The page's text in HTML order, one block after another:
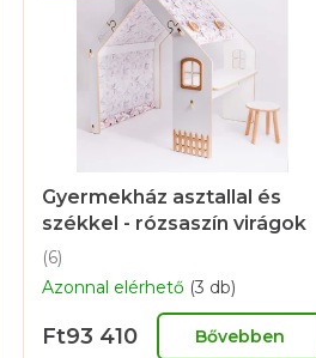
Gyermekház asztallal és
székkel - rózsaszín virágok
A
termék
értékelése
(6)
Azonnal elérhető (3 db)
Ft93 410 Bővebben